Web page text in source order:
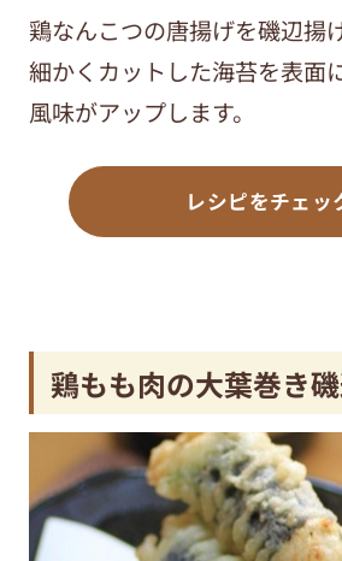
鶏なんこつの唐揚げを磯辺揚
細かくカットした海苔を表面
風味がアップします。
レシピをチェッ
鶏もも肉の大葉巻き